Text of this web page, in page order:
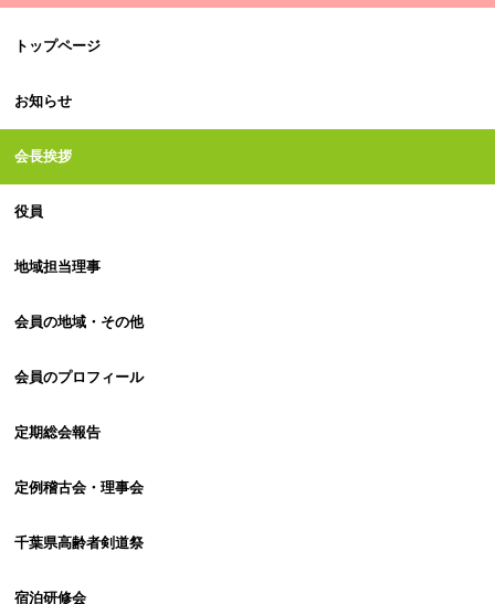
トップページ
お知らせ
会長挨拶
役員
地域担当理事
会員の地域・その他
会員のプロフィール
定期総会報告
定例稽古会・理事会
千葉県高齢者剣道祭
宿泊研修会